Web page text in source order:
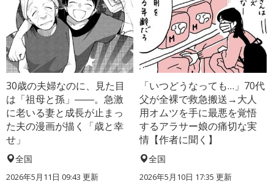
30歳の夫婦なのに、見た目
は「祖母と孫」――。急激
に老いる妻と成長が止まっ
た夫の漫画が描く「歳と幸
せ」
全国
2026年5月11日 09:43 更新
「いつどうなっても…」70代
父が全裸で救急搬送→大人
用オムツを手に最悪を覚悟
するアラサー娘の痛切な実
情【作者に聞く】
全国
2026年5月10日 17:35 更新